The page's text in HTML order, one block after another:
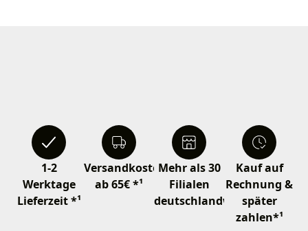
1-2
Werktage
Lieferzeit *¹
Versandkostenfrei
ab 65€ *¹
Mehr als 30
Filialen
deutschlandweit
Kauf auf
Rechnung &
später
zahlen*¹